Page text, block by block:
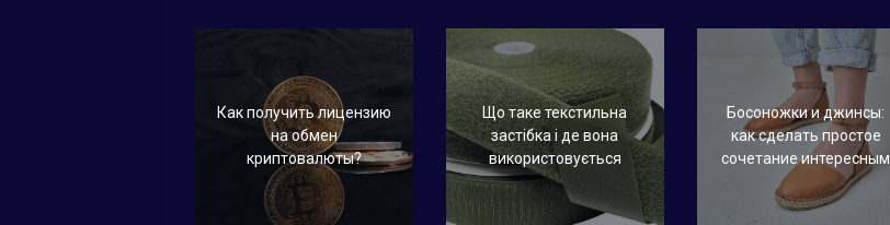
Как получить лицензию
на обмен
криптовалюты?
Що таке текстильна
застібка і де вона
використовується
Босоножки и джинсы:
как сделать простое
сочетание интересным